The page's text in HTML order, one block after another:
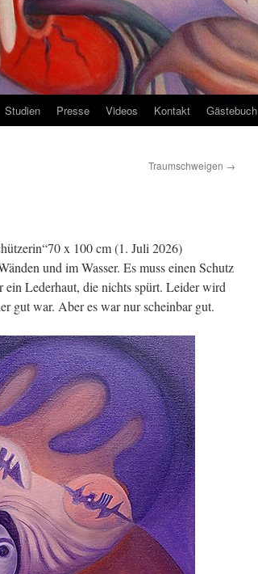
Studien Presse Videos Kontakt Gästebuch
Traumschweigen →
x 100 cm (1. Juli 2026)
und im Wasser. Es muss einen Schutz
Lederhaut, die nichts spürt. Leider wird
gut war. Aber es war nur scheinbar gut.